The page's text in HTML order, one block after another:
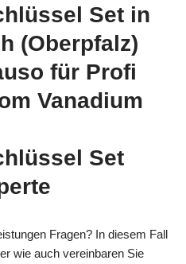
Set in
(Oberpfalz)
für Profi
Vanadium
Set
Fragen? In diesem Fall
wie auch vereinbaren Sie